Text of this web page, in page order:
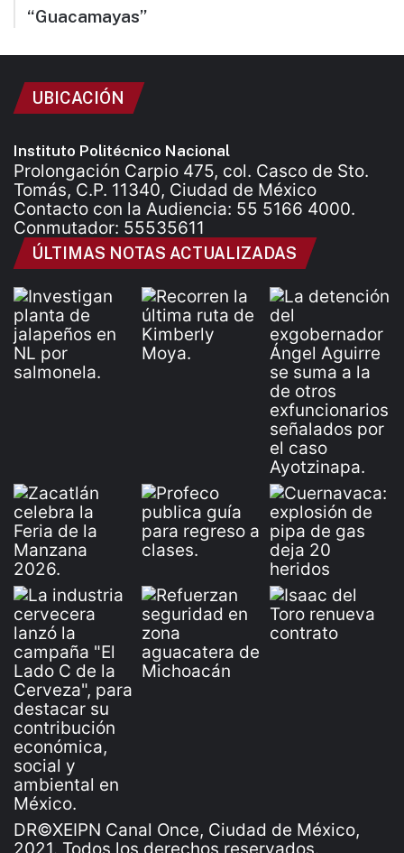
“Guacamayas”
UBICACIÓN
Instituto Politécnico Nacional
Prolongación Carpio 475, col. Casco de Sto.
Tomás, C.P. 11340, Ciudad de México
Contacto con la Audiencia: 55 5166 4000.
Conmutador: 55535611
ÚLTIMAS NOTAS ACTUALIZADAS
DR©XEIPN Canal Once, Ciudad de México,